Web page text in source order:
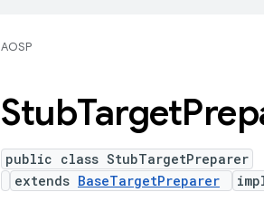
AOSP
StubTarget
public class StubTargetPreparer
extends BaseTargetPreparer